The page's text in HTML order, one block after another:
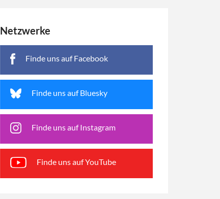
Netzwerke
Finde uns auf Facebook
Finde uns auf Bluesky
Finde uns auf Instagram
Finde uns auf YouTube